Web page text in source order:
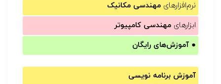
نرم‌افزارهای مهندسی مکانیک
ابزارهای مهندسی کامپیوتر
● آموزش‌های رایگان
آموزش برنامه نویسی